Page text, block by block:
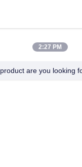
2:27 PM
are you looking